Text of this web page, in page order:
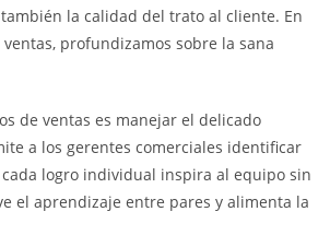
la calidad del trato al cliente. En
profundizamos sobre la sana
de ventas es manejar el delicado
a los gerentes comerciales identificar
logro individual inspira al equipo sin
el aprendizaje entre pares y alimenta la